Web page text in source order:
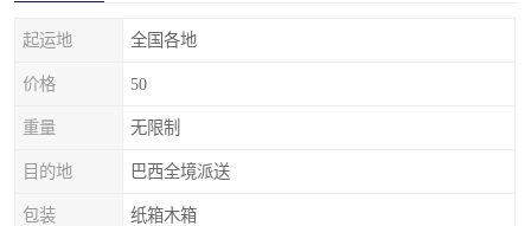
起运地 全国各地
价格 50
重量 无限制
目的地 巴西全境派送
包装 纸箱木箱